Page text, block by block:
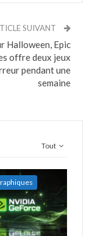
SUIVANT
Halloween, Epic
offre deux jeux
pendant une
semaine
Tout